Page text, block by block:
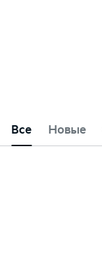
Все Новые